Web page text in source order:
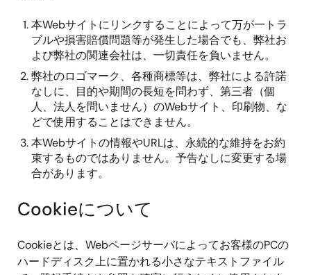
本Webサイトにリンクすることによって万が一トラ
ブルや損害賠償問題等が発生した場合でも、弊社お
よび弊社の関連会社は、一切責任を負いません。
弊社のロゴマーク、各種商標等は、弊社による許諾
なしに、目的や期間の長短を問わず、第三者（個
人、法人を問いません）のWebサイト、印刷物、な
どで使用することはできません。
本Webサイトの情報やURLは、永続的な維持をお約
束するものではありません。予告なしに変更する場
合があります。
Cookieについて
Cookieとは、Webページサーバによってお客様のPCの
ハードディスク上に置かれる小さなテキストファイル